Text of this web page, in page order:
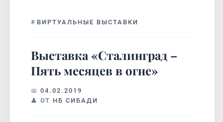
# ВИРТУАЛЬНЫЕ ВЫСТАВКИ
Выставка «Сталинград –
Пять месяцев в огне»
04.02.2019
ОТ НБ СИБАДИ